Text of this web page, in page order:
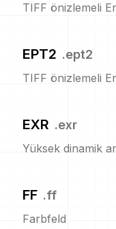
TIFF önizlemeli
EPT2 .ept2
TIFF önizlemeli
EXR .exr
Yüksek dinamik
FF .ff
Farbfeld